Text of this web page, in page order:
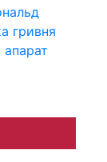
гривня
апарат